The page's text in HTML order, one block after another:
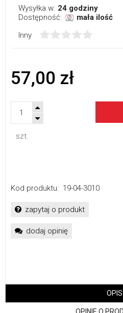
Wysyłka w: 24 godziny
Dostępność:
mała ilość
Inny
57,00 zł
szt.
Kod produktu: 19-04-3010
zapytaj o produkt
dodaj opinię
OPIS
OPINIE O